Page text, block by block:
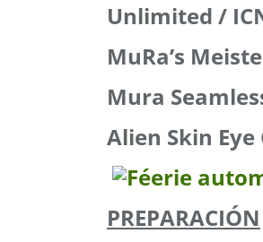
Unlimited /
MuRa’s
Mura
Alien Skin
PREPARACIÓN